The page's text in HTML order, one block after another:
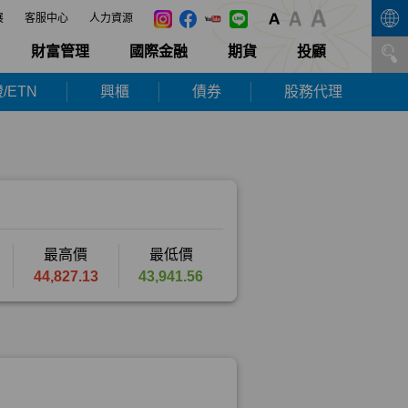
客服中心 人力資源
財富管理 國際金融 期貨 投顧
ETN 興櫃 債券 股務代理